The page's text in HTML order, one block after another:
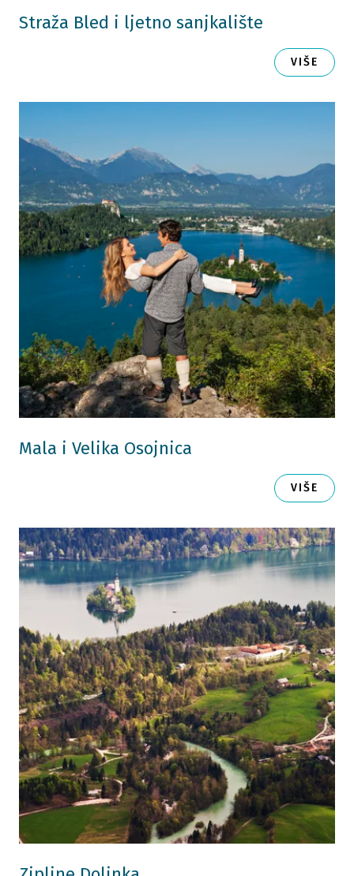
Straža Bled i ljetno sanjkalište
VIŠE
Mala i Velika Osojnica
VIŠE